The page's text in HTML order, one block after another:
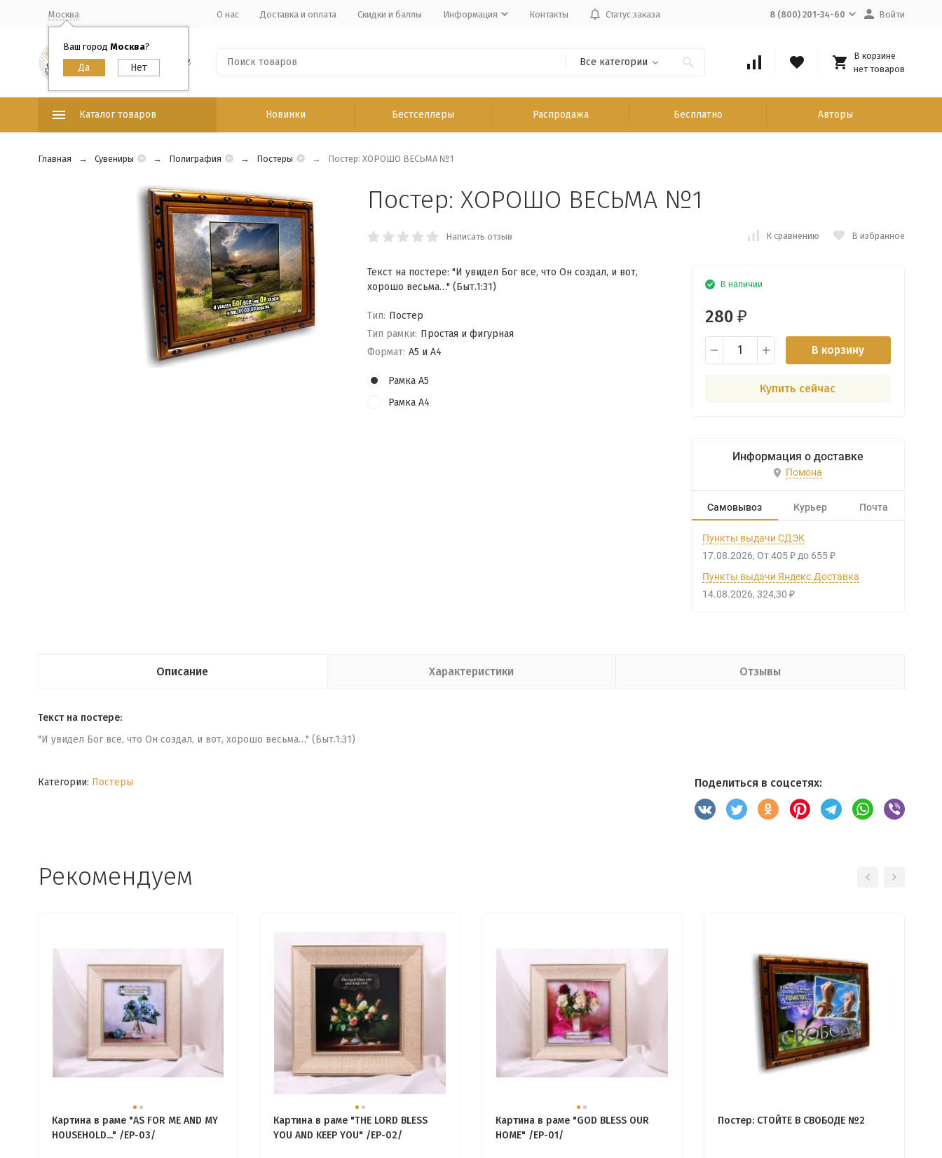
Москва
Ваш город Москва?
О нас Доставка и оплата Скидки и баллы Информация Контакты Статус заказа 8 (800) 201-34-60 Войти
Все категории
В корзине
нет товаров
Каталог товаров Новинки Бестселлеры Распродажа Бесплатно Авторы
Главная Сувениры Полиграфия Постеры Постер: ХОРОШО ВЕСЬМА №1
Постер: ХОРОШО ВЕСЬМА №1
Написать отзыв К сравнению В избранное
Текст на постере: "И увидел Бог все, что Он создал, и вот,
хорошо весьма…" (Быт.1:31)
Тип: Постер
Тип рамки: Простая и фигурная
Формат: А5 и А4
Рамка А5
Рамка А4
В наличии
280 ₽
В корзину
Купить сейчас
Информация о доставке
Помона
Самовывоз Курьер Почта
Пункты выдачи СДЭК
17.08.2026 От 405 ₽ до 655 ₽
Пункты выдачи Яндекс.Доставка
14.08.2026 324,30 ₽
Описание Характеристики Отзывы
Текст на постере:
"И увидел Бог все, что Он создал, и вот, хорошо весьма…" (Быт.1:31)
Категории: Постеры Поделиться в соцсетях:
Рекомендуем
Картина в раме "AS FOR ME AND MY
HOUSEHOLD..." /EP-03/
Картина в раме "THE LORD BLESS
YOU AND KEEP YOU" /EP-02/
Картина в раме "GOD BLESS OUR
HOME" /EP-01/
Постер: СТОЙТЕ В СВОБОДЕ №2